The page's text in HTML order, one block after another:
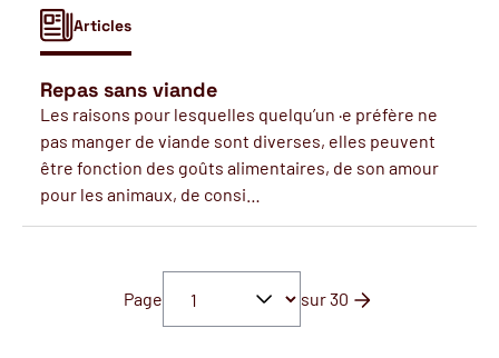
Articles
Repas sans viande
Les raisons pour lesquelles quelqu’un ·e préfère ne
pas manger de viande sont diverses, elles peuvent
être fonction des goûts alimentaires, de son amour
pour les animaux, de consi…
Page sur 30
Page suivante